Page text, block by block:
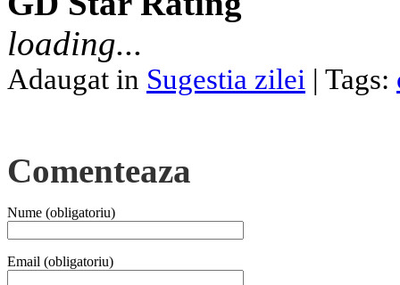
loading...
Adaugat in Sugestia zilei | Tags:
Comenteaza
Nume (obligatoriu)
Email (obligatoriu)